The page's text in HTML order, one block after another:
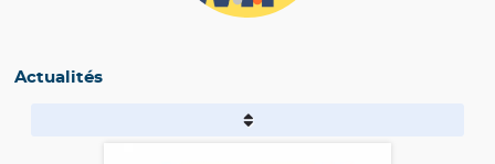
Actualités